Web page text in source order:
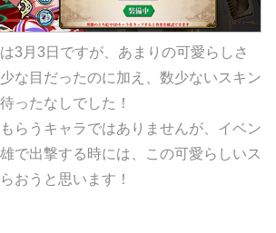
3月3日ですが、あまりの可愛らしさ
な目だったのに加え、数少ないスキン
ったなしでした！
らうキャラではありませんが、イベン
で出撃する時には、この可愛らしいス
おうと思います！